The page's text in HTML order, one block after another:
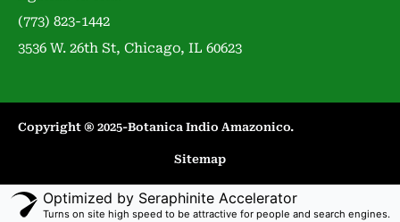
(773) 823-1442
3536 W. 26th St, Chicago, IL 60623
Copyright ® 2025-Botanica Indio Amazonico.​
Sitemap
Optimized by Seraphinite Accelerator
Turns on site high speed to be attractive for people and search engines.